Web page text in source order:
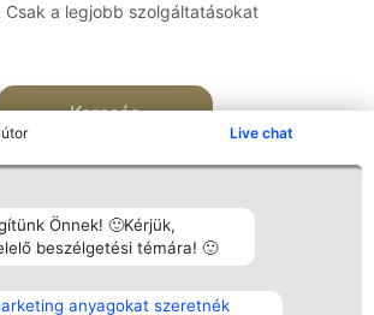
Live chat
Önnek! 🙂Kérjük,
beszélgetési témára! 🙂
anyagokat szeretnék
Csak a legjobb szolgáltatásokat
Keresés
Népszavazás
Nyertesek
Elérhetőség
Elérhetőség